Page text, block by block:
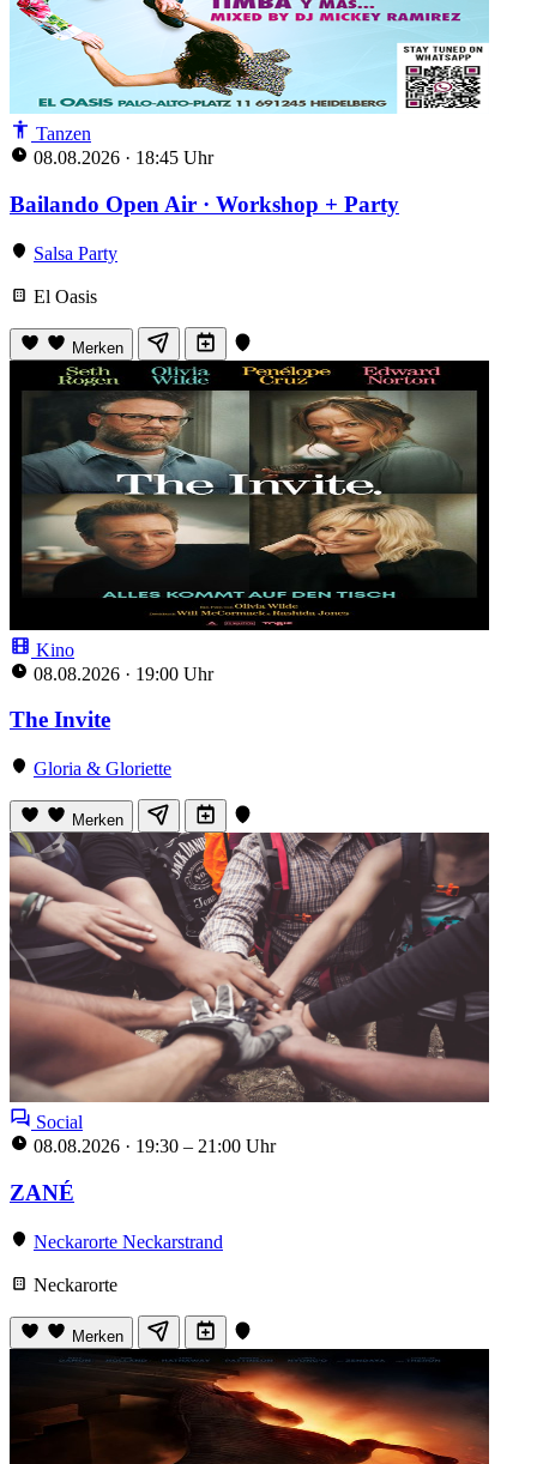
Tanzen
08.08.2026 · 18:45 Uhr
Bailando Open Air · Workshop + Party
Salsa Party
El Oasis
Merken
Kino
08.08.2026 · 19:00 Uhr
The Invite
Gloria & Gloriette
Merken
Social
08.08.2026 · 19:30 – 21:00 Uhr
ZANÉ
Neckarorte Neckarstrand
Neckarorte
Merken